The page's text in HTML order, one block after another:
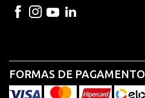
FORMAS DE PAGAMENTO